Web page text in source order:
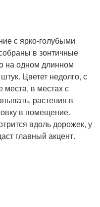
с ярко-голубыми
в зонтичные
на одном длинном
Цветет недолго, с
в местах с
растения в
в помещение.
вдоль дорожек, у
главный акцент.